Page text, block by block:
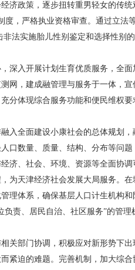
济政策，逐步扭转重男轻女的传
度，严格执业资格审查。通过立法
法实施胎儿性别鉴定和选择性别
入开展计划生育优质服务，全面
网，建成融管理与服务于一体，宣
分体现综合服务功能和便民维权要
全面建设小康社会的总体规划，
口数量、质量、结构、分布等问
济、社会、环境、资源等全面协
为天津经济社会发展大局服务。
理体系，确保基层人口计生机构
责、居民自治、社区服务”的管
部门协调，积极应对新形势下出
紧迫的难题。完善机制，加大综